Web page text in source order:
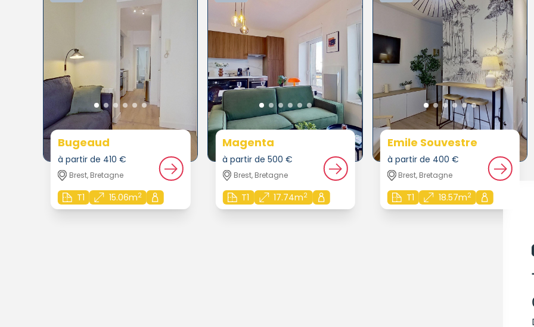
Bugeaud
à partir de 410 €
Brest, Bretagne
T1 15.06m2
Magenta
à partir de 500 €
Brest, Bretagne
T1 17.74m2
Emile Souvestre
à partir de 400 €
Brest, Bretagne
T1 18.57m2